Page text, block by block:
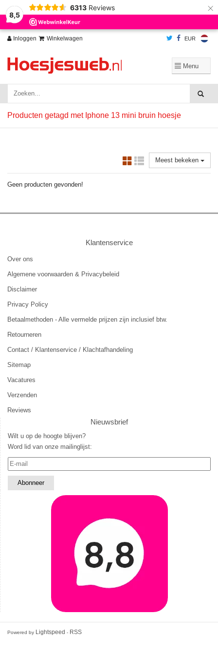
8,5
6313 Reviews ×
Inloggen Winkelwagen EUR
Producten getagd met Iphone 13 mini bruin hoesje
Meest bekeken
Geen producten gevonden!
Klantenservice
Over ons
Algemene voorwaarden & Privacybeleid
Disclaimer
Privacy Policy
Betaalmethoden - Alle vermelde prijzen zijn inclusief btw.
Retourneren
Contact / Klantenservice / Klachtafhandeling
Sitemap
Vacatures
Verzenden
Reviews
Nieuwsbrief
Wilt u op de hoogte blijven?
Word lid van onze mailinglijst:
Powered by Lightspeed - RSS
Wij slaan cookies op om onze website te verbeteren. Is dat akkoord?
Ja
Nee